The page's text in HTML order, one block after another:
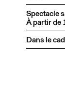
Spectacle
À partir de
Dans le